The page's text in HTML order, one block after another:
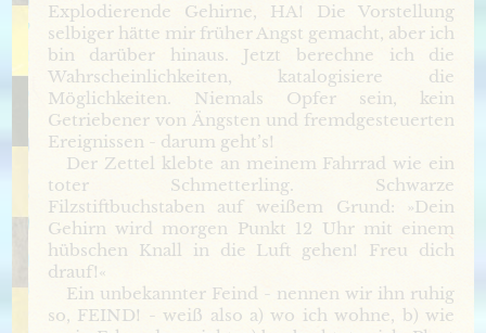
Explodierende Gehirne, HA! Die Vorstellung
selbiger hätte mir früher Angst gemacht, aber ich
bin darüber hinaus. Jetzt berechne ich die
Wahrscheinlichkeiten, katalogisiere die
Möglichkeiten. Niemals Opfer sein, kein
Getriebener von Ängsten und fremdgesteuerten
Ereignissen - darum geht’s!
Der Zettel klebte an meinem Fahrrad wie ein
toter Schmetterling. Schwarze
Filzstiftbuchstaben auf weißem Grund: »Dein
Gehirn wird morgen Punkt 12 Uhr mit einem
hübschen Knall in die Luft gehen! Freu dich
drauf!«
Ein unbekannter Feind - nennen wir ihn ruhig
so, FEIND! - weiß also a) wo ich wohne, b) wie